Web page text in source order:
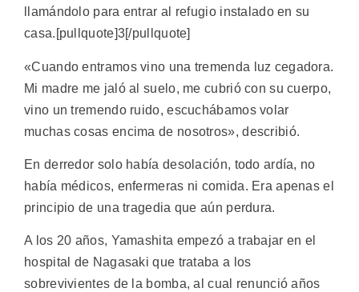
llamándolo para entrar al refugio instalado en su
casa.[pullquote]3[/pullquote]
«Cuando entramos vino una tremenda luz cegadora.
Mi madre me jaló al suelo, me cubrió con su cuerpo,
vino un tremendo ruido, escuchábamos volar
muchas cosas encima de nosotros», describió.
En derredor solo había desolación, todo ardía, no
había médicos, enfermeras ni comida. Era apenas el
principio de una tragedia que aún perdura.
A los 20 años, Yamashita empezó a trabajar en el
hospital de Nagasaki que trataba a los
sobrevivientes de la bomba, al cual renunció años